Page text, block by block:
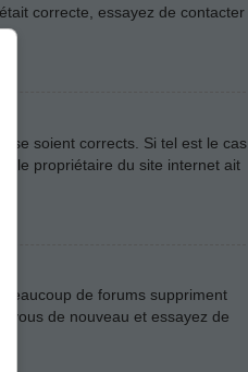
correcte, essayez de contacter
soient corrects. Si tel est le cas,
le propriétaire du site internet ait
de forums suppriment
vous de nouveau et essayez de